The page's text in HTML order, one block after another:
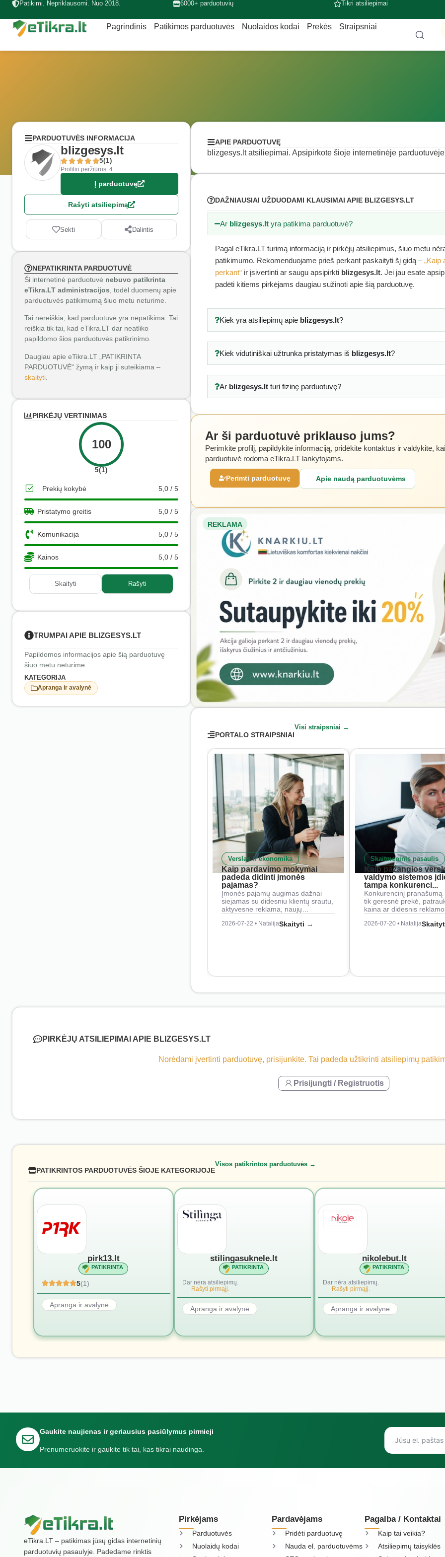
Patikimi. Nepriklausomi. Nuo 2018. 6000+ parduotuvių Tikri atsiliepimai
Pagrindinis Patikimos parduotuvės Nuolaidos kodai Prekės Straipsniai
PARDUOTUVĖS INFORMACIJA
blizgesys.lt
5(1)
Profilio peržiūros: 4
Į parduotuvę
Rašyti atsiliepimą
Sekti Dalintis
NEPATIKRINTA PARDUOTUVĖ
Ši internetinė parduotuvė nebuvo patikrinta
eTikra.LT administracijos , todėl duomenų apie
parduotuvės patikimumą šiuo metu neturime.
Tai nereiškia, kad parduotuvė yra nepatikima. Tai
reiškia tik tai, kad eTikra.LT dar neatliko
papildomo šios parduotuvės patikrinimo.
Daugiau apie eTikra.LT „PATIKRINTA
PARDUOTUVĖ“ žymą ir kaip ji suteikiama –
skaityti
PIRKĖJŲ VERTINIMAS
100
5(1)
Prekių kokybė 5,0 / 5
Pristatymo greitis 5,0 / 5
Komunikacija 5,0 / 5
Kainos 5,0 / 5
Skaityti Rašyti
TRUMPAI APIE BLIZGESYS.LT
Papildomos informacijos apie šią parduotuvę
šiuo metu neturime.
KATEGORIJA
Apranga ir avalynė
APIE PARDUOTUVĘ
blizgesys.lt atsiliepimai. Apsipirkote šioje internetinėje
DAŽNIAUSIAI UŽDUODAMI KLAUSIMAI APIE BLIZGESYS.LT
Ar blizgesys.lt yra patikima parduotuvė?
Pagal eTikra.LT turimą informaciją ir pirkėjų atsiliepimus, šiuo metu
patikimumo. Rekomenduojame prieš perkant paskaityti šį gidą –„Kaip
perkant“ ir įsivertinti ar saugu apsipirkti blizgesys.lt. Jei jau esate
padėti kitiems pirkėjams daugiau sužinoti apie šią parduotuvę.
Kiek yra atsiliepimų apie blizgesys.lt?
Kiek vidutiniškai užtrunka pristatymas iš blizgesys.lt?
Ar blizgesys.ltturi fizinę parduotuvę?
Ar ši parduotuvė priklauso jums?
Perimkite profilį, papildykite informaciją, pridėkite kontaktus ir valdykite,
parduotuvė rodoma eTikra.LT lankytojams.
Perimti parduotuvę Apie naudą parduotuvėms
REKLAMA
PORTALO STRAIPSNIAI
Visi straipsniai →
Verslas ir ekonomika
Kaip pardavimo mokymai
padeda didinti įmonės
pajamas?
Įmonės pajamų augimas dažnai
siejamas su didesniu klientų srautu,
aktyvesne reklama, naujų…
2026-07-22 • NatalijaSkaityti →
Skaitmeninis pasaulis
Kaip pažangios
valdymo sistemos
tampa konkurenci...
Konkurencinį pranašumą
tik geresnė prekė,
kaina ar didesnis
2026-07-20 • Natalija
PIRKĖJŲ ATSILIEPIMAI APIE BLIZGESYS.LT
Norėdami įvertinti parduotuvę, prisijunkite. Tai padeda užtikrinti atsiliepimų
Prisijungti / Registruotis
PATIKRINTOS PARDUOTUVĖS ŠIOJE KATEGORIJOJE
Visos patikrintos parduotuvės →
pirk13.lt
PATIKRINTA
5(1)
Apranga ir avalynė
stilingasuknele.lt
PATIKRINTA
Dar nėra atsiliepimų.
Rašyti pirmąjį.
Apranga ir avalynė
nikolebut.lt
PATIKRINTA
Dar nėra atsiliepimų.
Rašyti pirmąjį.
Apranga ir avalynė
Gaukite naujienas ir geriausius pasiūlymus pirmieji
Prenumeruokite ir gaukite tik tai, kas tikrai naudinga.
eTikra.LT – patikimas jūsų gidas internetinių
parduotuvių pasaulyje. Padedame rinktis
Pirkėjams
Parduotuvės
Nuolaidų kodai
Pardavėjams
Pridėti parduotuvę
Nauda el. parduotuvėms
Pagalba / Kontaktai
Kaip tai veikia?
Atsiliepimų taisyklės